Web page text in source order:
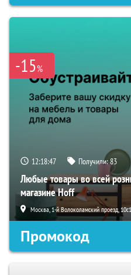
-15%
12:18:46 Получили:83
Любые товары во всей
магазине Hoff
Москва, 1-й Волоколамский проезд, 10с1
Промокод